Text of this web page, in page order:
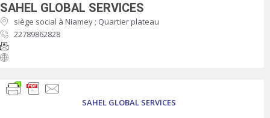
SAHEL GLOBAL SERVICES
siège social à Niamey ; Quartier plateau
22789862828
SAHEL GLOBAL SERVICES